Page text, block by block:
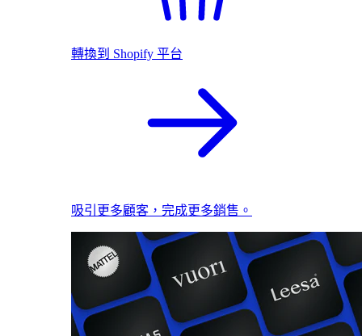
轉換到 Shopify 平台
吸引更多顧客，完成更多銷售。